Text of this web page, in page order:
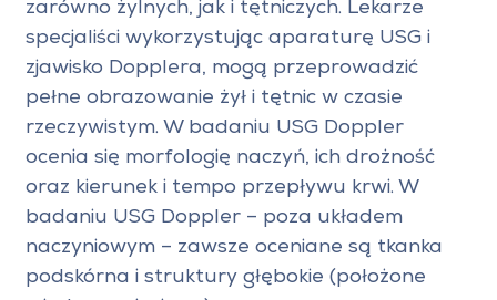
zarówno żylnych, jak i tętniczych. Lekarze
specjaliści wykorzystując aparaturę USG i
zjawisko Dopplera, mogą przeprowadzić
pełne obrazowanie żył i tętnic w czasie
rzeczywistym. W badaniu USG Doppler
ocenia się morfologię naczyń, ich drożność
oraz kierunek i tempo przepływu krwi. W
badaniu USG Doppler – poza układem
naczyniowym – zawsze oceniane są tkanka
podskórna i struktury głębokie (położone